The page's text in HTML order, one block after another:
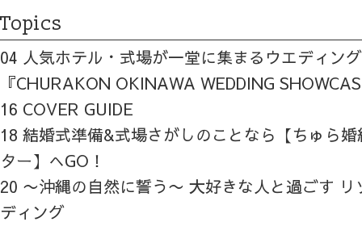
Topics
04 人気ホテル・式場が一堂に集まるウエディン
『CHURAKON OKINAWA WEDDING
16 COVER GUIDE
18 結婚式準備&式場さがしのことなら【ちゅら
ター】へGO！
20 〜沖縄の自然に誓う〜 大好きな人と過ごす
ディング